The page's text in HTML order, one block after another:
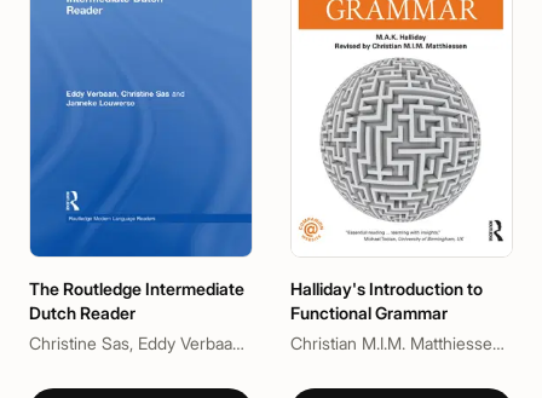
The Routledge Intermediate
Dutch Reader
Christine Sas, Eddy Verbaan, Janneke Louwerse
Halliday's Introduction to
Functional Grammar
Christian M.I.M. Matthiessen, M.A.K. Halliday